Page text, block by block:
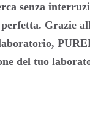
senza
perfetta. Grazie
del tuo